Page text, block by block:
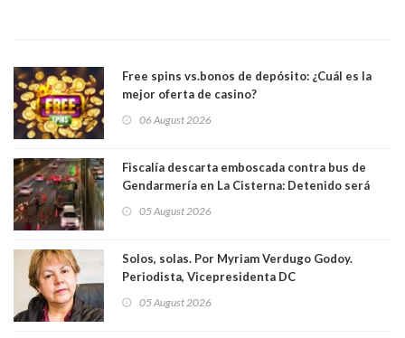
Free spins vs.bonos de depósito: ¿Cuál es la
mejor oferta de casino?
06 August 2026
Fiscalía descarta emboscada contra bus de
Gendarmería en La Cisterna: Detenido será
05 August 2026
Solos, solas. Por Myriam Verdugo Godoy.
Periodista, Vicepresidenta DC
05 August 2026